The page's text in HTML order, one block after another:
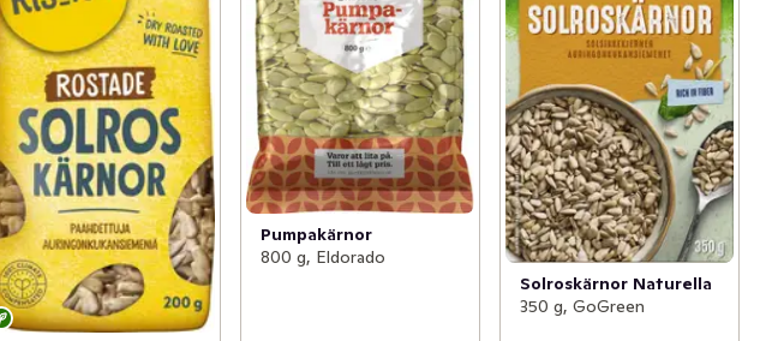
Pumpakärnor
800 g, Eldorado
Solroskärnor Naturella
350 g, GoGreen